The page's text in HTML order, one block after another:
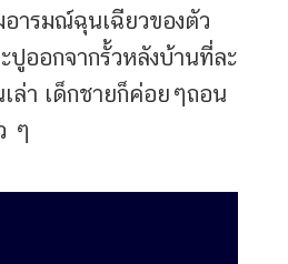
ารมณ์ฉุนเฉียวของตัว
ปูออกจากรั้วหลังบ้านที่ละ
ล่า เด็กชายก็ค่อยๆถอน
ๆ